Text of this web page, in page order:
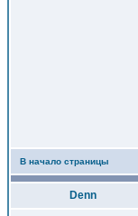
В начало страницы
Denn